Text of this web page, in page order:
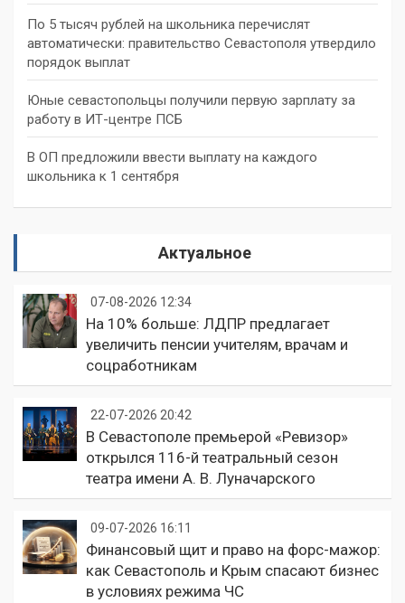
По 5 тысяч рублей на школьника перечислят
автоматически: правительство Севастополя утвердило
порядок выплат
Юные севастопольцы получили первую зарплату за
работу в ИТ-центре ПСБ
В ОП предложили ввести выплату на каждого
школьника к 1 сентября
Актуальное
07-08-2026 12:34
На 10% больше: ЛДПР предлагает
увеличить пенсии учителям, врачам и
соцработникам
22-07-2026 20:42
В Севастополе премьерой «Ревизор»
открылся 116-й театральный сезон
театра имени А. В. Луначарского
09-07-2026 16:11
Финансовый щит и право на форс-мажор:
как Севастополь и Крым спасают бизнес
в условиях режима ЧС